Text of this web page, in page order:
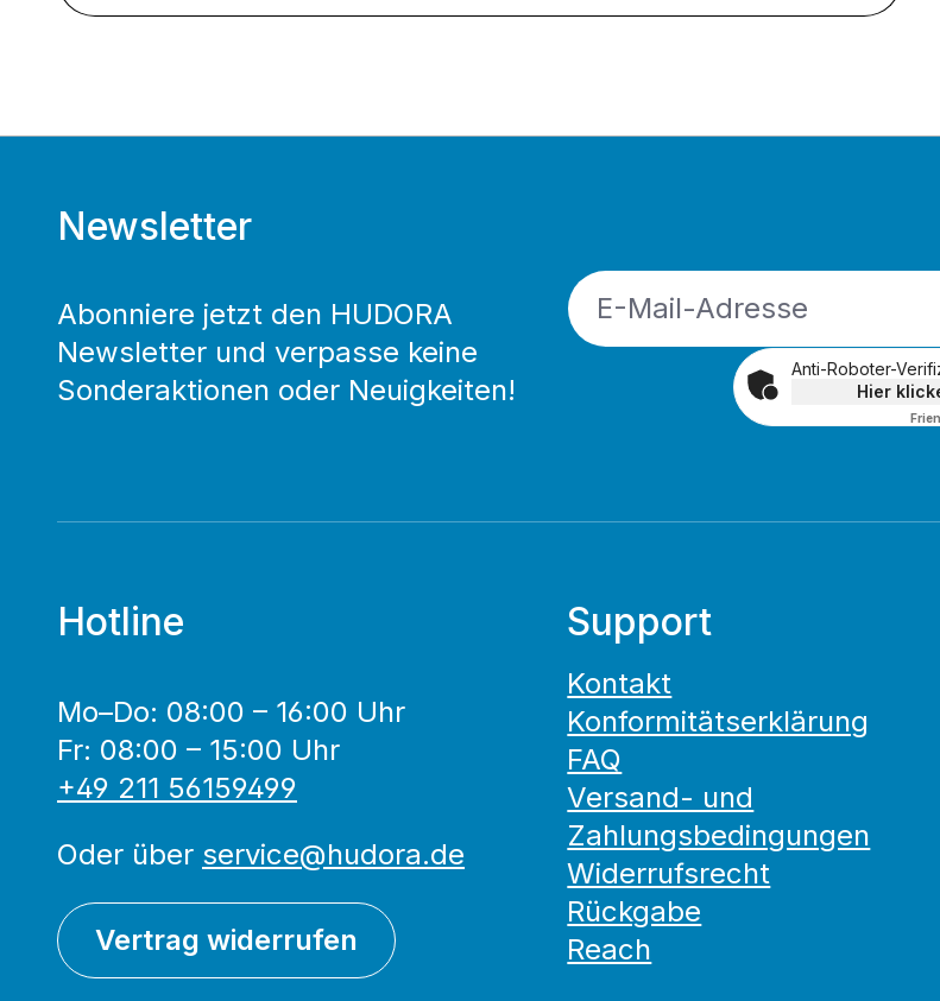
Newsletter
Abonniere jetzt den HUDORA
Newsletter und verpasse keine
Sonderaktionen oder Neuigkeiten!
Anti-Roboter-
Hier
Hotline
Mo–Do: 08:00 – 16:00 Uhr
Fr: 08:00 – 15:00 Uhr
+49 211 56159499
Oder über service@hudora.de
Vertrag widerrufen
Support
Kontakt
Konformitätserklärung
FAQ
Versand- und
Zahlungsbedingungen
Widerrufsrecht
Rückgabe
Reach